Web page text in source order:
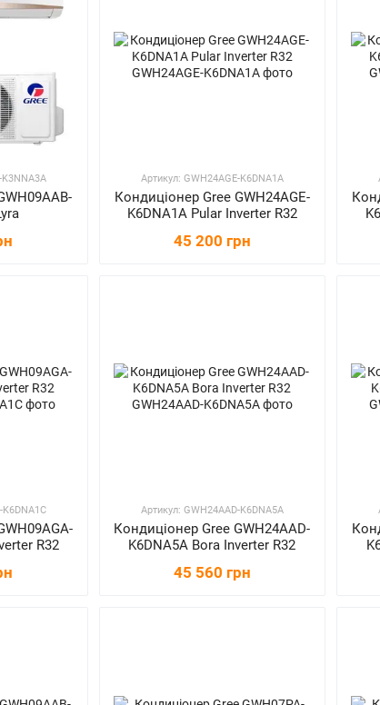
Артикул: GWH24AGE-K6DNA1A
Кондиціонер Gree GWH24AGE-
K6DNA1A Pular Inverter R32
45 200 грн
R32
Артикул: GWH24AAD-K6DNA5A
Кондиціонер Gree GWH24AAD-
K6DNA5A Bora Inverter R32
45 560 грн